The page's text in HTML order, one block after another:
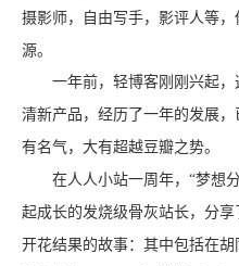
摄影师，自由写手，影评人等
源。
一年前，轻博客刚刚兴起，
清新产品，经历了一年的发展
有名气，大有超越豆瓣之势。
在人人小站一周年，“梦想分
起成长的发烧级骨灰站长，分
开花结果的故事：其中包括在